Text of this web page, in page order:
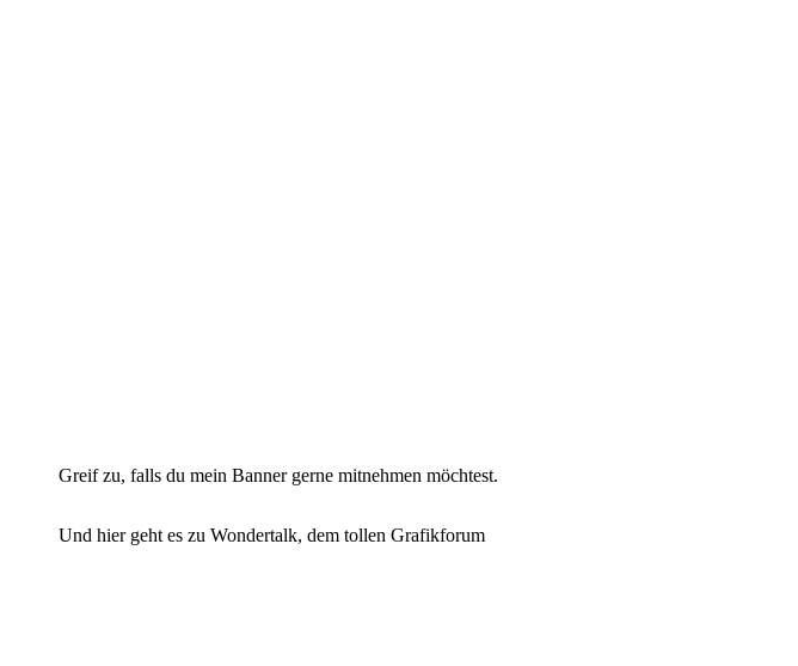
Greif zu, falls du mein Banner gerne mitnehmen möchtest.
Und hier geht es zu Wondertalk, dem tollen Grafikforum